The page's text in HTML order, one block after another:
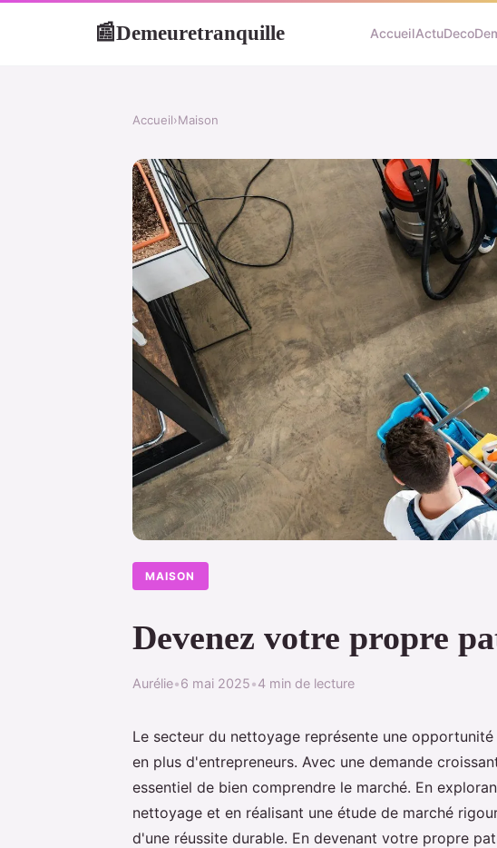
📰Demeuretranquille AccueilActuDeco
Accueil›Maison
MAISON
Devenez votre propre
Aurélie•6 mai 2025•4 min de lecture
Le secteur du nettoyage représente une
en plus d'entrepreneurs. Avec une demande
essentiel de bien comprendre le marché. En
nettoyage et en réalisant une étude de marché
d'une réussite durable. En devenant votre propre